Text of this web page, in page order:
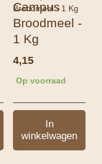
Campus
Broodmeel -
1 Kg
4,15
Op voorraad
In
winkelwagen